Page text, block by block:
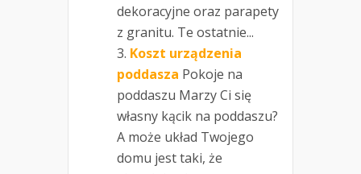
dekoracyjne oraz parapety
z granitu. Te ostatnie...
Koszt urządzenia
poddasza Pokoje na
poddaszu Marzy Ci się
własny kącik na poddaszu?
A może układ Twojego
domu jest taki, że